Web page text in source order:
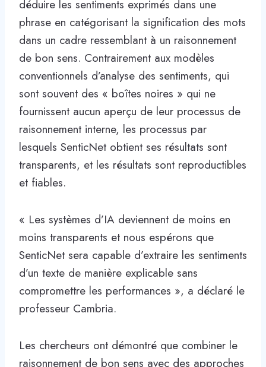
déduire les sentiments exprimés dans une
phrase en catégorisant la signification des mots
dans un cadre ressemblant à un raisonnement
de bon sens. Contrairement aux modèles
conventionnels d’analyse des sentiments, qui
sont souvent des « boîtes noires » qui ne
fournissent aucun aperçu de leur processus de
raisonnement interne, les processus par
lesquels SenticNet obtient ses résultats sont
transparents, et les résultats sont reproductibles
et fiables.
« Les systèmes d’IA deviennent de moins en
moins transparents et nous espérons que
SenticNet sera capable d’extraire les sentiments
d’un texte de manière explicable sans
compromettre les performances », a déclaré le
professeur Cambria.
Les chercheurs ont démontré que combiner le
raisonnement de bon sens avec des approches